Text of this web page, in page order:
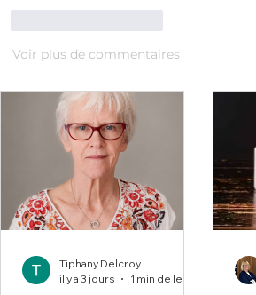
Tiphany Delcroy
il y a 3 jours
Voir plus de commentaires